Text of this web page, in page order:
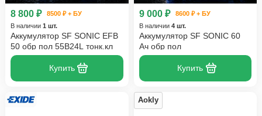
8 800 ₽
8500 ₽ + БУ
В наличии 1 шт.
Аккумулятор SF SONIC EFB
50 обр пол 55B24L тонк.кл
Купить
9 000 ₽
8600 ₽ + БУ
В наличии 4 шт.
Аккумулятор SF SONIC 60
Ач обр пол
Купить
Aokly